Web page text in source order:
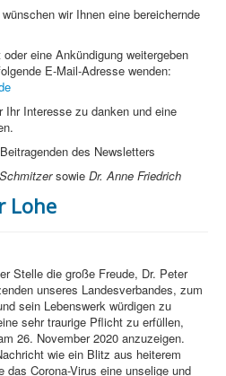
wir Ihnen eine bereichernde
eine Ankündigung weitergeben
E-Mail-Adresse wenden:
Ihr Interesse zu danken und eine
des Newsletters
sowie Dr. Anne Friedrich
Lohe
Stelle die große Freude, Dr. Peter
unseres Landesverbandes, zum
sein Lebenswerk würdigen zu
sehr traurige Pflicht zu erfüllen,
26. November 2020 anzuzeigen.
wie ein Blitz aus heiterem
das Corona-Virus eine unselige und